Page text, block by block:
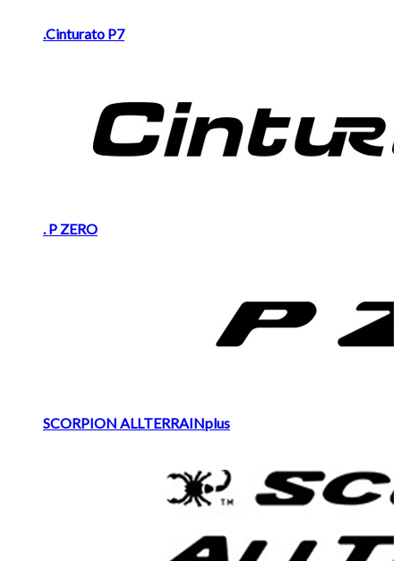
.Cinturato P7
. P ZERO
SCORPION ALLTERRAINplus